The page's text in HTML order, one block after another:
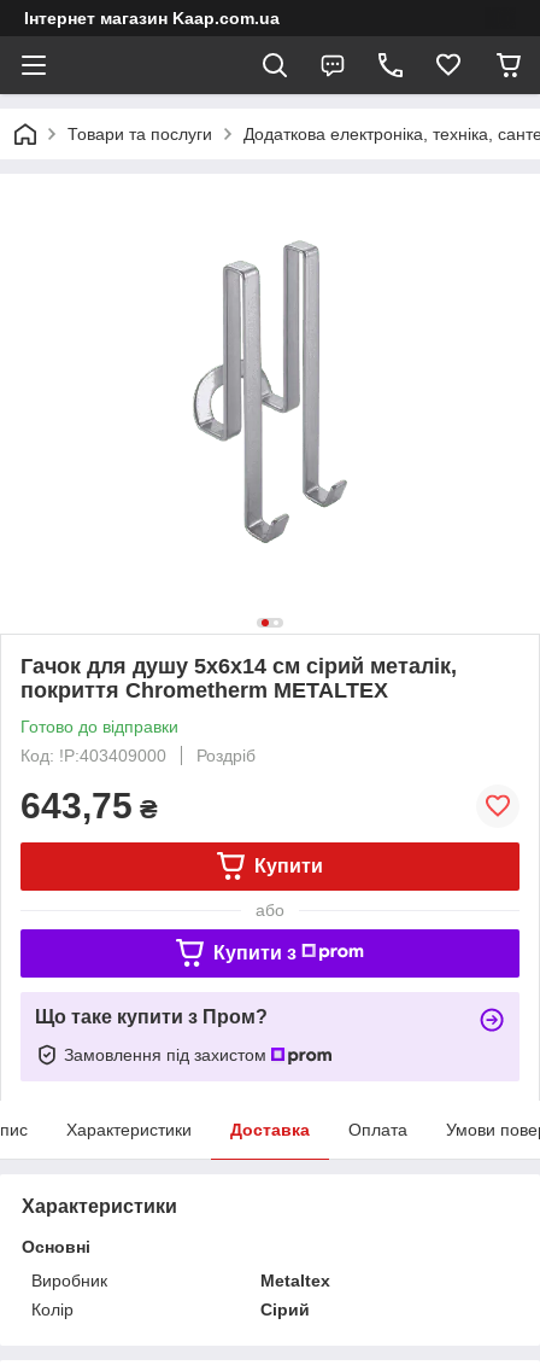
Інтернет магазин Kaap.com.ua
Товари та послуги Додаткова електроніка, техніка,
Гачок для душу 5х6х14 см сірий металік,
покриття Chrometherm METALTEX
Готово до відправки
Код: !P:403409000
Роздріб
643,75 ₴
Купити
або
Купити з
Що таке купити з Пром?
Замовлення під захистом
Характеристики Доставка Оплата Умови
Характеристики
Основні
Виробник
Metaltex
Колір
Сірий